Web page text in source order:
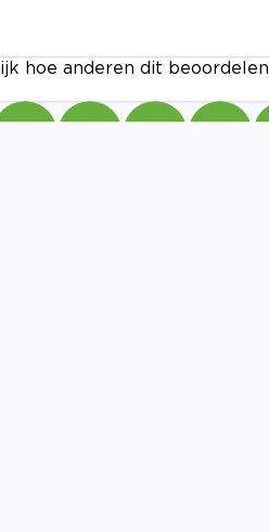
hoe anderen dit beoordelen